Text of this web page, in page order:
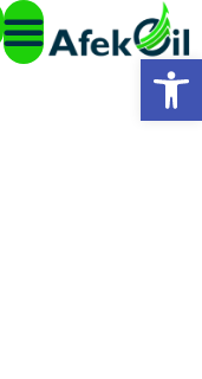
פתח סרגל נגישות